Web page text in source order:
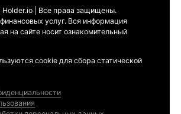
| Все права защищены.
услуг. Вся информация
на сайте носит ознакомительный
cookie для сбора статической